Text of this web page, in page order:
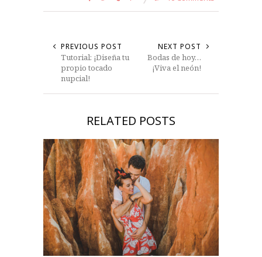
PREVIOUS POST
Tutorial: ¡Diseña tu
propio tocado
nupcial!
NEXT POST
Bodas de hoy…
¡Viva el neón!
RELATED POSTS